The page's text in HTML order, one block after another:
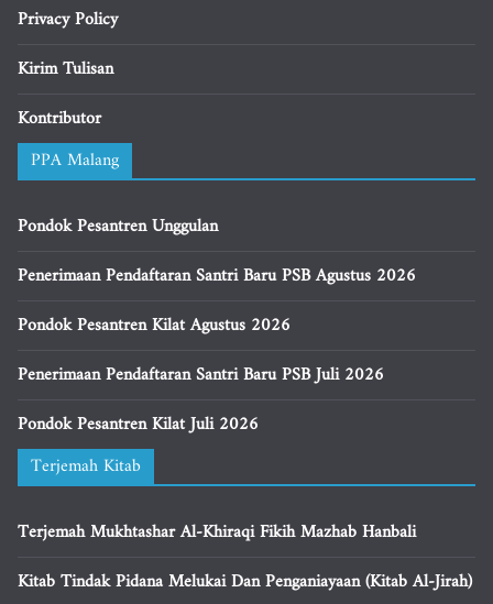
Privacy Policy
Kirim Tulisan
Kontributor
PPA Malang
Pondok Pesantren Unggulan
Penerimaan Pendaftaran Santri Baru PSB Agustus 2026
Pondok Pesantren Kilat Agustus 2026
Penerimaan Pendaftaran Santri Baru PSB Juli 2026
Pondok Pesantren Kilat Juli 2026
Terjemah Kitab
Terjemah Mukhtashar Al-Khiraqi Fikih Mazhab Hanbali
Kitab Tindak Pidana Melukai Dan Penganiayaan (Kitab Al-Jirah)